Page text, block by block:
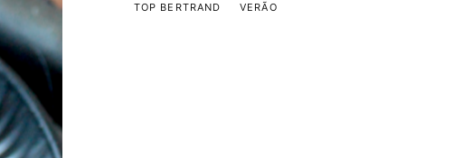
TOP BERTRAND VERÃO